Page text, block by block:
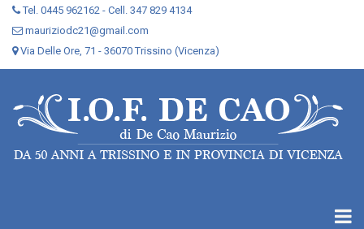
Tel. 0445 962162 - Cell. 347 829 4134
mauriziodc21@gmail.com
Via Delle Ore, 71 - 36070 Trissino (Vicenza)